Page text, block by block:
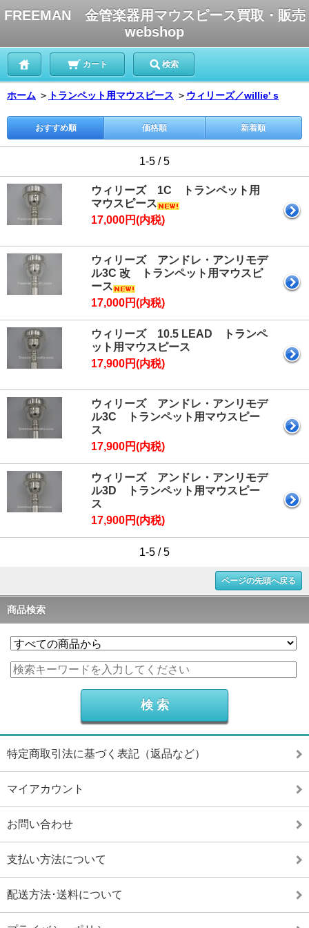
FREEMAN 金管楽器用マウスピース買取・販売
webshop
カート 検索
ホーム ＞ トランペット用マウスピース ＞ ウィリーズ／willie' s
おすすめ順 価格順 新着順
1-5 / 5
ウィリーズ 1C トランペット用
マウスピース
17,000円(内税)
ウィリーズ アンドレ・アンリモデ
ル3C 改 トランペット用マウスピ
ース
17,000円(内税)
ウィリーズ 10.5 LEAD トランペ
ット用マウスピース
17,900円(内税)
ウィリーズ アンドレ・アンリモデ
ル3C トランペット用マウスピー
ス
17,900円(内税)
ウィリーズ アンドレ・アンリモデ
ル3D トランペット用マウスピー
ス
17,900円(内税)
1-5 / 5
ページの先頭へ戻る
商品検索
特定商取引法に基づく表記（返品など）
マイアカウント
お問い合わせ
支払い方法について
配送方法･送料について